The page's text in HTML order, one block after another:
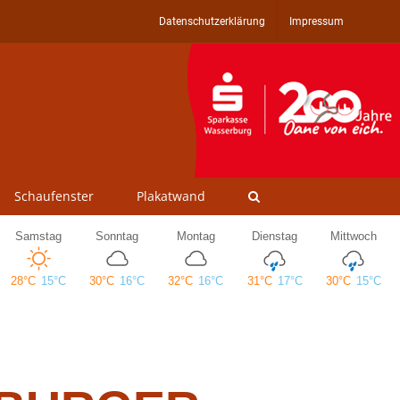
Datenschutzerklärung Impressum
Schaufenster Plakatwand